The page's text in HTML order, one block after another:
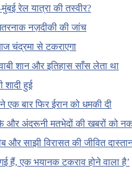
रेल यात्रा की तस्वीर?
नज़दीकी की जांच
चंद्रमा से टकराएगा
शान और इतिहास साँस लेता था
शादी हुई
बार फिर ईरान को धमकी दी
और अंदरूनी मतभेदों की खबरों को
और साझी विरासत की जीवित
हैं, एक भयानक टकराव होने वाला है’